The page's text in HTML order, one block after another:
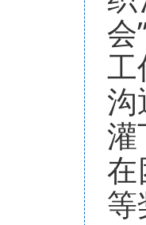
会
工
灌
等